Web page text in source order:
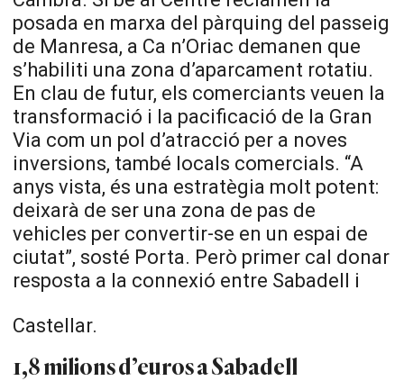
posada en marxa del pàrquing del passeig
de Manresa, a Ca n’Oriac demanen que
s’habiliti una zona d’aparcament rotatiu.
En clau de futur, els comerciants veuen la
transformació i la pacificació de la Gran
Via com un pol d’atracció per a noves
inversions, també locals comercials. “A
anys vista, és una estratègia molt potent:
deixarà de ser una zona de pas de
vehicles per convertir-se en un espai de
ciutat”, sosté Porta. Però primer cal donar
resposta a la connexió entre Sabadell i
Castellar.
1,8 milions d’euros a Sabadell